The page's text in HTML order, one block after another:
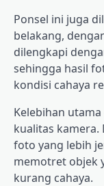
Ponsel ini juga
belakang,
dilengkapi
sehingga hasil
kondisi cahaya
Kelebihan
kualitas kamera.
foto yang lebih
memotret objek
kurang cahaya.